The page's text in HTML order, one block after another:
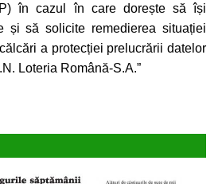
în cazul în care dorește să își
și să solicite remedierea situației
a protecției prelucrării datelor
Loteria Română-S.A.”